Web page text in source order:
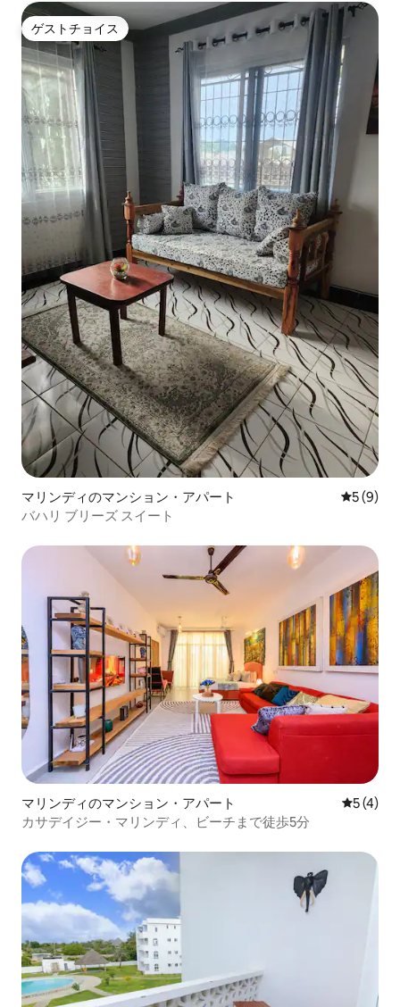
ゲストチョイス
ゲストチョイス
マリンディのマンション・アパート レビュー
5 (9)
バハリ ブリーズ スイート
マリンディのマンション・アパート レビュー
5 (4)
カサデイジー・マリンディ、ビーチまで徒歩5分